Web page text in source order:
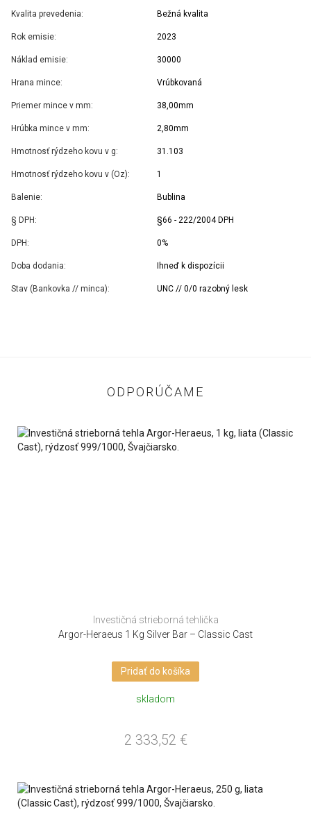
Kvalita prevedenia: Bežná kvalita
Rok emisie: 2023
Náklad emisie: 30000
Hrana mince: Vrúbkovaná
Priemer mince v mm: 38,00mm
Hrúbka mince v mm: 2,80mm
Hmotnosť rýdzeho kovu v g: 31.103
Hmotnosť rýdzeho kovu v (Oz): 1
Balenie: Bublina
§ DPH: §66 - 222/2004 DPH
DPH: 0%
Doba dodania: Ihneď k dispozícii
Stav (Bankovka // minca): UNC // 0/0 razobný lesk
ODPORÚČAME
Investičná strieborná tehlička
Argor-Heraeus 1 Kg Silver Bar – Classic Cast
Pridať do košíka
skladom
2 333,52 €